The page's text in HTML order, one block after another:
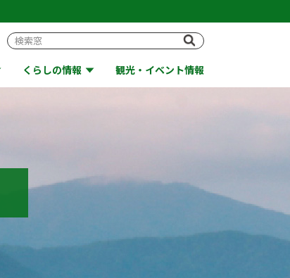
くらしの情報 観光・イベント情報